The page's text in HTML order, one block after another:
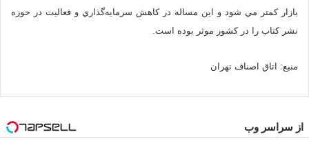
بازار کمتر مي شود و اين مساله در کاهش سرمايه‌گذاري و فعاليت در حوزه
نشر کتاب را در کشور موثر بوده است.
منبع: اتاق اصناف تهران
از سراسر وب